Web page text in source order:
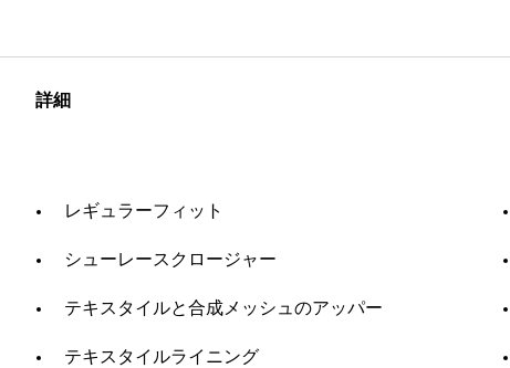
詳細
レギュラーフィット
シューレースクロージャー
テキスタイルと合成メッシュのアッパー
テキスタイルライニング